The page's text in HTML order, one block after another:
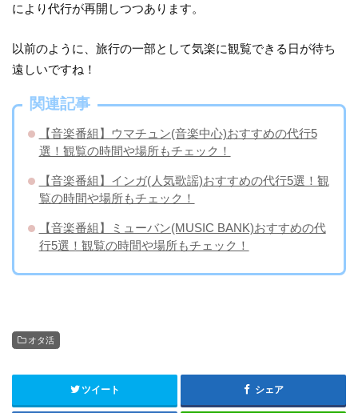
により代行が再開しつつあります。
以前のように、旅行の一部として気楽に観覧できる日が待ち
遠しいですね！
関連記事
【音楽番組】ウマチュン(音楽中心)おすすめの代行5
選！観覧の時間や場所もチェック！
【音楽番組】インガ(人気歌謡)おすすめの代行5選！観
覧の時間や場所もチェック！
【音楽番組】ミューバン(MUSIC BANK)おすすめの代
行5選！観覧の時間や場所もチェック！
オタ活
ツイート シェア